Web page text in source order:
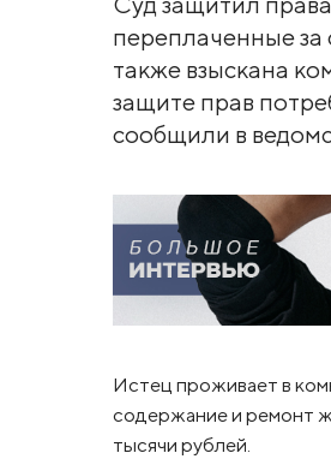
переплаченные
также взыскана
защите прав
сообщили в
Истец проживает в
содержание и ремонт
тысячи рублей.